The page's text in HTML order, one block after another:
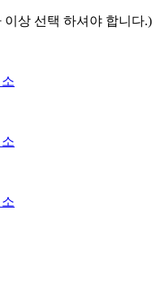
상 선택 하셔야 합니다.)